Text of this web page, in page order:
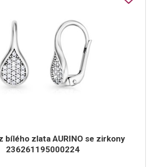
bílého zlata AURINO se zirkony
236261195000224